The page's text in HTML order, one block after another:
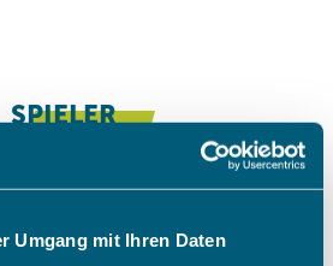
Umgang mit Ihren Daten